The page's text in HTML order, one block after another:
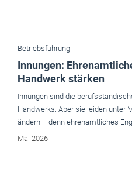
ändern – denn ehrenamtliches
Mai 2026